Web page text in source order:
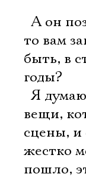
 А он
то вам
быть, в
годы?
 Я
вещи,
сцены, и
жестко
пошло,